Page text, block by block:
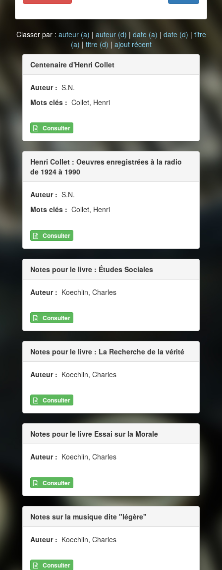
Classer par : auteur (a) | auteur (d) | date (a) | date (d) | titre
(a) | titre (d) | ajout récent
Centenaire d'Henri Collet
Auteur : S.N.
Mots clés : Collet, Henri
Consulter
Henri Collet : Oeuvres enregistrées à la radio
de 1924 à 1990
Auteur : S.N.
Mots clés : Collet, Henri
Consulter
Notes pour le livre : Études Sociales
Auteur : Koechlin, Charles
Consulter
Notes pour le livre : La Recherche de la vérité
Auteur : Koechlin, Charles
Consulter
Notes pour le livre Essai sur la Morale
Auteur : Koechlin, Charles
Consulter
Notes sur la musique dite "légère"
Auteur : Koechlin, Charles
Consulter